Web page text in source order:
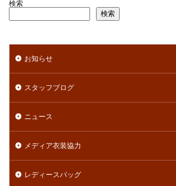
検索
検索
お知らせ
スタッフブログ
ニュース
メディア衣装協力
レディースバッグ